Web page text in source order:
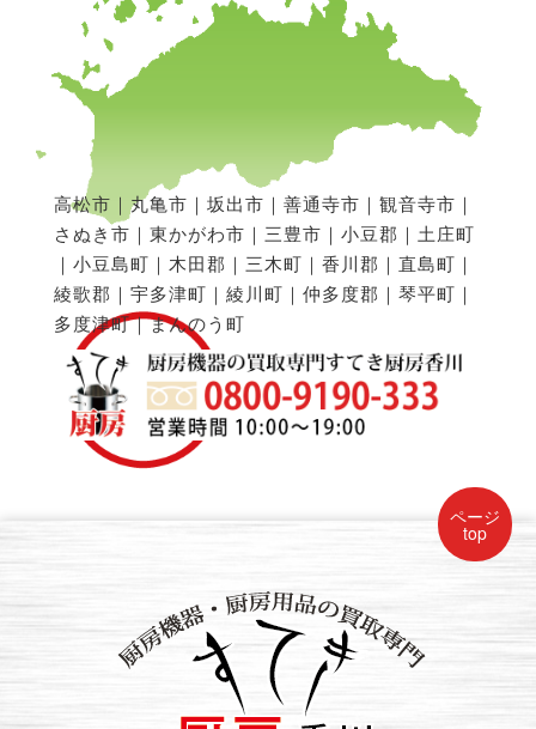
高松市｜丸亀市｜坂出市｜善通寺市｜観音寺市｜
さぬき市｜東かがわ市｜三豊市｜小豆郡｜土庄町
｜小豆島町｜木田郡｜三木町｜香川郡｜直島町｜
綾歌郡｜宇多津町｜綾川町｜仲多度郡｜琴平町｜
多度津町｜まんのう町
ページ
top